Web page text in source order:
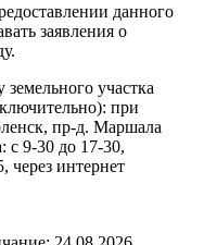
данного
заявления о
участка
при
пр-д. Маршала
с 9-30 до 17-30,
через интернет